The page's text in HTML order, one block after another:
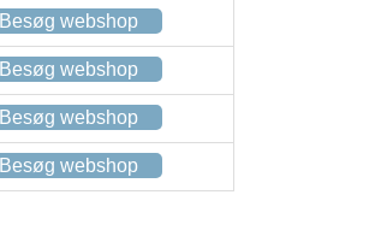
Besøg webshop
Besøg webshop
Besøg webshop
Besøg webshop